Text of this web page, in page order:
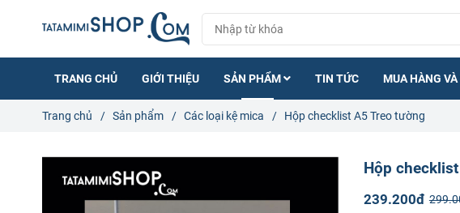
TRANG CHỦ GIỚI THIỆU SẢN PHẨM TIN TỨC MUA HÀNG
Trang chủ / Sản phẩm / Các loại kệ mica / Hộp checklist A5 Treo tường
Hộp
239.200đ